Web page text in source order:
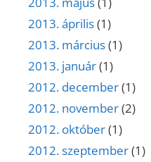
2013. április(1)
2013. március(1)
2013. január(1)
2012. december(1)
2012. november(2)
2012. október(1)
2012. szeptember(1)